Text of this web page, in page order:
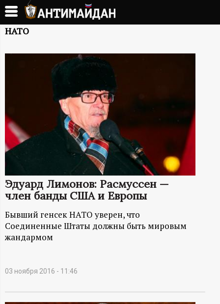
Перейти
основному
А
Н
М
А
Й
Д
А
Н
-
и
НАТО
Эдуард Лимонов: Расмуссен —
член банды США и Европы
Бывший генсек НАТО уверен, что
Соединенные Штаты должны быть мировым
жандармом
03 ноября 2016 - 11:46